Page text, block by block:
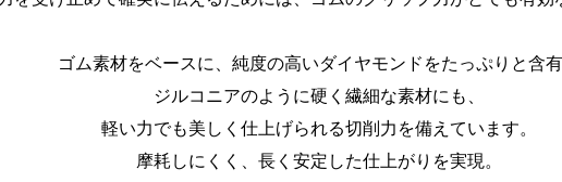
ゴム素材をベースに、純度の高いダイヤモンドをたっぷりと含
ジルコニアのように硬く繊細な素材にも、
軽い力でも美しく仕上げられる切削力を備えています。
摩耗しにくく、長く安定した仕上がりを実現。